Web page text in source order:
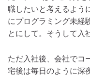
職したいと考えるよう
にプログラミング未経
とにして。そうして入
ただ入社後、会社でコ
宅後は毎日のように深